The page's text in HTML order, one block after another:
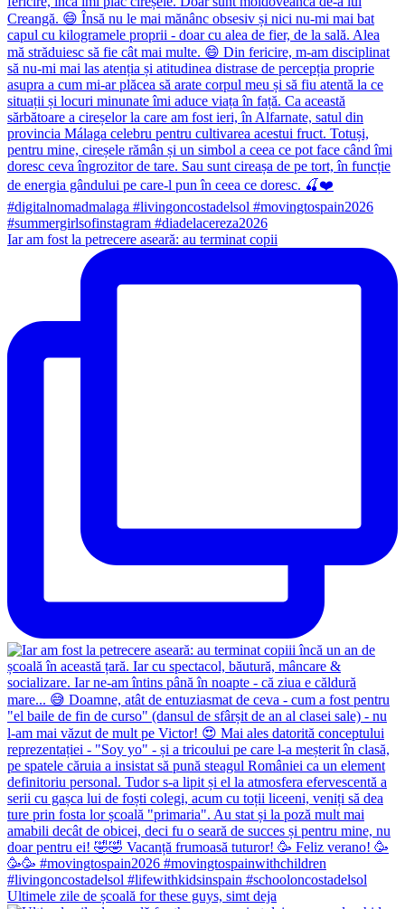
Iar am fost la petrecere aseară: au terminat copii
Ultimele zile de școală for these guys, simt deja